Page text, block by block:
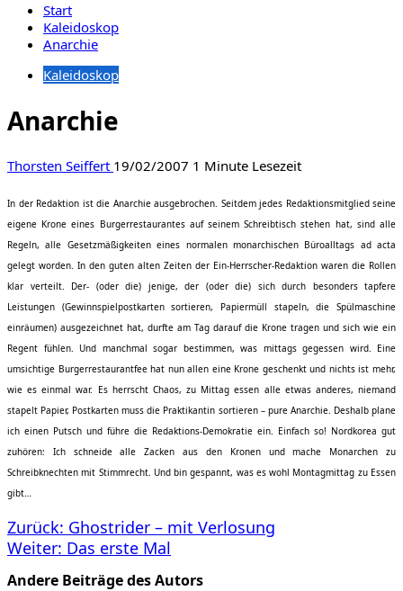
Start
Kaleidoskop
Anarchie
Kaleidoskop
Anarchie
Thorsten Seiffert 19/02/2007 1 Minute Lesezeit
In der Redaktion ist die Anarchie ausgebrochen. Seitdem jedes Redaktionsmitglied seine
eigene Krone eines Burgerrestaurantes auf seinem Schreibtisch stehen hat, sind alle
Regeln, alle Gesetzmäßigkeiten eines normalen monarchischen Büroalltags ad acta
gelegt worden. In den guten alten Zeiten der Ein-Herrscher-Redaktion waren die Rollen
klar verteilt. Der- (oder die) jenige, der (oder die) sich durch besonders tapfere
Leistungen (Gewinnspielpostkarten sortieren, Papiermüll stapeln, die Spülmaschine
einräumen) ausgezeichnet hat, durfte am Tag darauf die Krone tragen und sich wie ein
Regent fühlen. Und manchmal sogar bestimmen, was mittags gegessen wird. Eine
umsichtige Burgerrestaurantfee hat nun allen eine Krone geschenkt und nichts ist mehr,
wie es einmal war. Es herrscht Chaos, zu Mittag essen alle etwas anderes, niemand
stapelt Papier, Postkarten muss die Praktikantin sortieren – pure Anarchie. Deshalb plane
ich einen Putsch und führe die Redaktions-Demokratie ein. Einfach so! Nordkorea gut
zuhören: Ich schneide alle Zacken aus den Kronen und mache Monarchen zu
Schreibknechten mit Stimmrecht. Und bin gespannt, was es wohl Montagmittag zu Essen
gibt…
Beitragsnavigation
Zurück: Ghostrider – mit Verlosung
Weiter: Das erste Mal
Andere Beiträge des Autors